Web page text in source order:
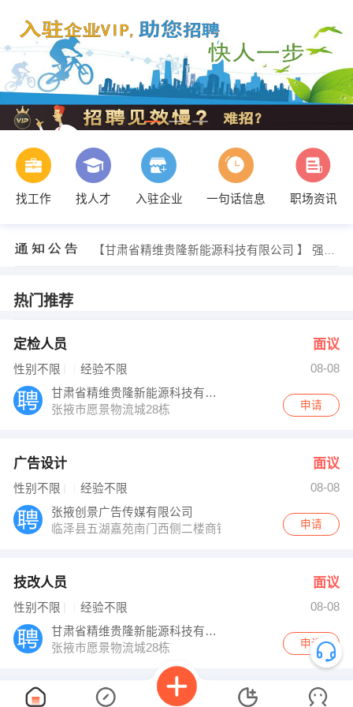
找工作 找人才 入驻企业 一句话信息
职场资讯
【甘肃省精维贵隆新能源科技有限公司 】 强势入驻
热门推荐
定检人员 面议
性别不限 经验不限
08-08
甘肃省精维贵隆新能源科技有限公司
张掖市愿景物流城28栋
申请
广告设计 面议
性别不限 经验不限
08-08
张掖创景广告传媒有限公司
临泽县五湖嘉苑南门西侧二楼商铺
申请
技改人员 面议
性别不限 经验不限
08-08
甘肃省精维贵隆新能源科技有限公司
张掖市愿景物流城28栋
申请
已经没有咯...